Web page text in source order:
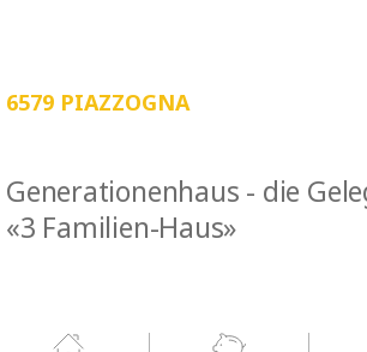
ZIMMER AB
6579 PIAZZOGNA
Generationenhaus - die
«3 Familien-Haus»